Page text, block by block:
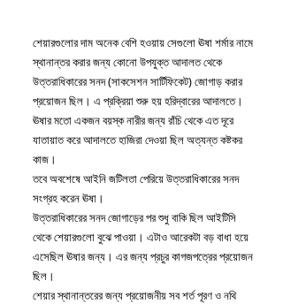
শেয়ারগুলোর দাম অনেক বেশি হওয়ায় সেগুলো ঊষা শর্মার নামে
স্থানান্তর করার জন্য কোনো উপযুক্ত আদালত থেকে
উত্তরাধিকারের সনদ (সাকসেশন সার্টিফিকেট) জোগাড় করার
প্রয়োজন ছিল। এ প্রক্রিয়া শুরু হয় হরিদ্বারের আদালতে।
ঊষার মতো একজন বয়স্ক নারীর জন্য রাঁচি থেকে এত দূরে
যাতায়াত করে আদালতে হাজিরা দেওয়া ছিল অত্যন্ত কষ্টকর
কাজ।
তবে অবশেষে আইনি জটিলতা পেরিয়ে উত্তরাধিকারের সনদ
সংগ্রহ করেন ঊষা।
উত্তরাধিকারের সনদ জোগাড়ের পর শুধু বাকি ছিল আইটিসি
থেকে শেয়ারগুলো বুঝে পাওয়া। এটাও আরেকটা বড় বাধা হয়ে
এসেছিল ঊষার জন্য। এর জন্য প্রচুর কাগজপত্রের প্রয়োজন
ছিল।
শেয়ার স্থানান্তরের জন্য প্রয়োজনীয় সব শর্ত পূরণ ও নথি